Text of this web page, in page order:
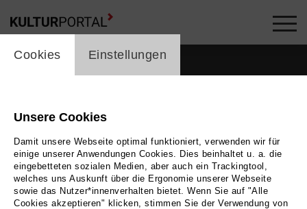
cookie_layer
Cookies Einstellungen
Unsere Cookies
Damit unsere Webseite optimal funktioniert, verwenden wir für
einige unserer Anwendungen Cookies. Dies beinhaltet u. a. die
eingebetteten sozialen Medien, aber auch ein Trackingtool,
welches uns Auskunft über die Ergonomie unserer Webseite
sowie das Nutzer*innenverhalten bietet. Wenn Sie auf "Alle
Cookies akzeptieren" klicken, stimmen Sie der Verwendung von